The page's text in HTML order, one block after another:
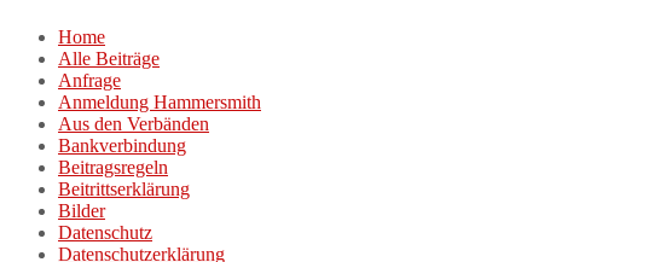
Zum
Inhalt
springen
Home
Alle Beiträge
Anfrage
Anmeldung Hammersmith
Aus den Verbänden
Bankverbindung
Beitragsregeln
Beitrittserklärung
Bilder
Datenschutz
Datenschutzerklärung